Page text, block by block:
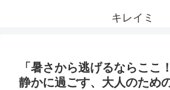
キレイミ
「暑さから逃げるならここ
静かに過ごす、大人のため